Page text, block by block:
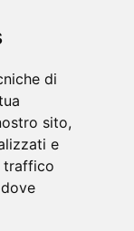
di
sito,
e
traffico